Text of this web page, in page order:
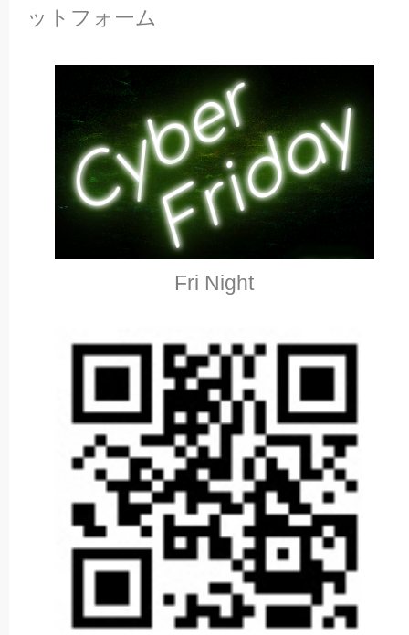
ットフォーム
Fri Night